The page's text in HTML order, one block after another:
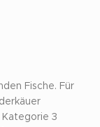
Fische. Für
3